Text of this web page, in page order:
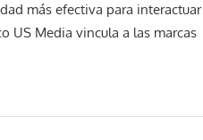
más efectiva para interactuar
US Media vincula a las marcas